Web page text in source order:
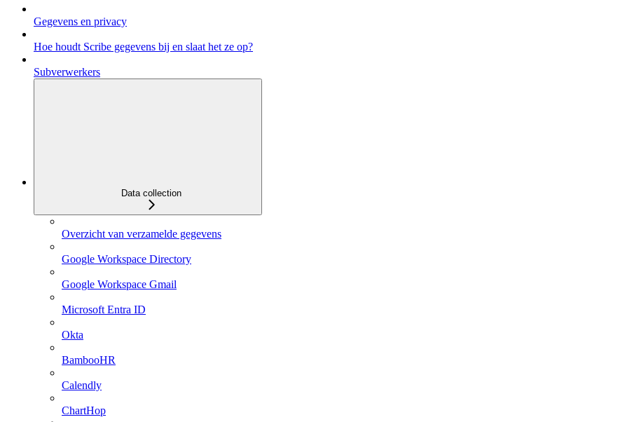
Gegevens en privacy
Hoe houdt Scribe gegevens bij en slaat het ze op?
Subverwerkers
Data collection
Overzicht van verzamelde gegevens
Google Workspace Directory
Google Workspace Gmail
Microsoft Entra ID
Okta
BambooHR
Calendly
ChartHop